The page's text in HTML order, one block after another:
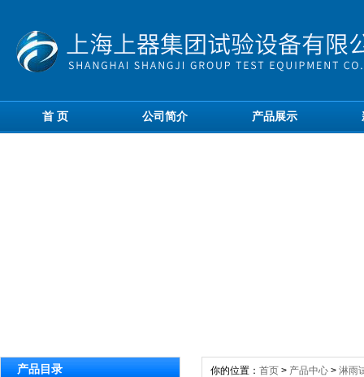
首 页 公司简介 产品展示
产品目录 你的位置： 首页 > 产品中心 > 淋雨